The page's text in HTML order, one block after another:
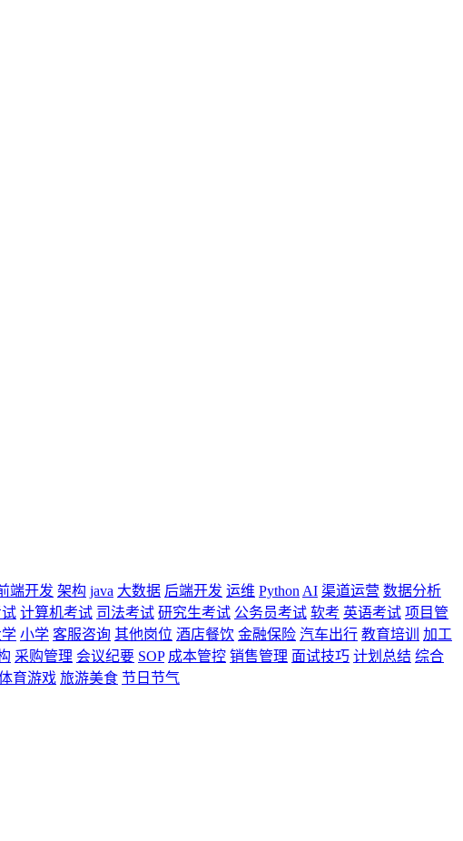
端开发 架构 java 大数据 后端开发 运维 Python AI 渠道运营 数据分析
计算机考试 司法考试 研究生考试 公务员考试 软考 英语考试 项目管
小学 客服咨询 其他岗位 酒店餐饮 金融保险 汽车出行 教育培训
加工
采购管理 会议纪要 SOP 成本管控 销售管理 面试技巧 计划总结 综合
育游戏 旅游美食 节日节气